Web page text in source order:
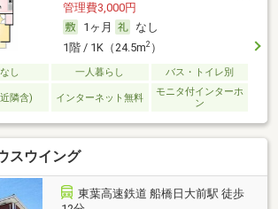
管理費3,000円
1ヶ月
なし
1階 / 1K（24.5m2）
し 一人暮らし バス・トイレ別
隣含) インターネット無料
モニタ付インターホ
ン
スウイング
東葉高速鉄道 船橋日大前駅 徒歩